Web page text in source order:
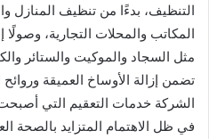
التنظيف، بدءًا من تنظيف المنازل
المكاتب والمحلات التجارية،
مثل السجاد والموكيت والستائر
تضمن إزالة الأوساخ العميقة
الشركة خدمات التعقيم التي
في ظل الاهتمام المتزايد بالصحة